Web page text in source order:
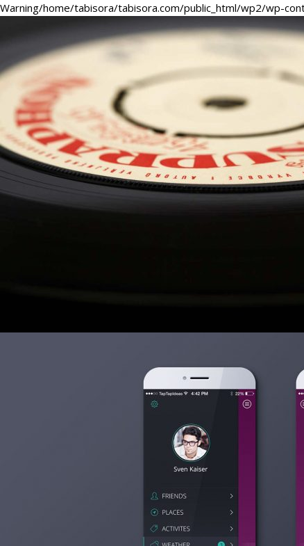
Warning/home/tabisora/tabisora.com/public_html/wp2/wp-